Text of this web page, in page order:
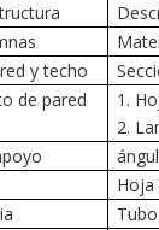
y techo
de pared
1.
2.
Hoja